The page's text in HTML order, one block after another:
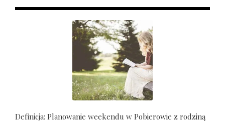
Definicja: Planowanie weekendu w Pobierowie z rodziną